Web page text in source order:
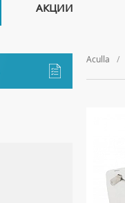
Aculla
АКЦИИ